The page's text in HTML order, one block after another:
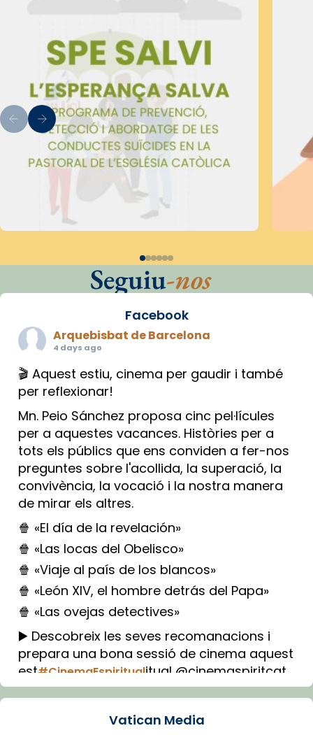
Seguiu-nos
Facebook
Arquebisbat de Barcelona
4 days ago
🎬 Aquest estiu, cinema per gaudir i també
per reflexionar!
Mn. Peio Sánchez proposa cinc pel·lícules
per a aquestes vacances. Històries per a
tots els públics que ens conviden a fer-nos
preguntes sobre l'acollida, la superació, la
convivència, la vocació i la nostra manera
de mirar els altres.
🍿 «El día de la revelación»
🍿 «Las locas del Obelisco»
🍿 «Viaje al país de los blancos»
🍿 «León XIV, el hombre detrás del Papa»
🍿 «Las ovejas detectives»
▶️ Descobreix les seves recomanacions i
prepara una bona sessió de cinema aquest
est#CinemaEspiritualitual @cinemaspiritcat
Imatge: Generada amb IA (OpenAI)
Vatican Media